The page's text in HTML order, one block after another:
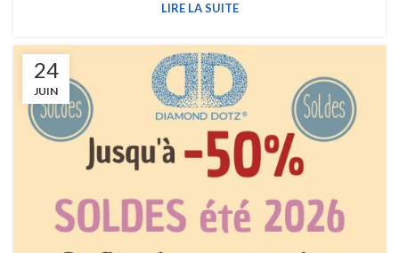
LIRE LA SUITE
24
JUIN